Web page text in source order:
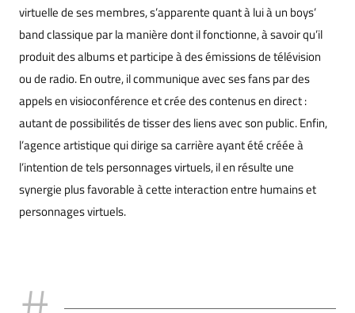
virtuelle de ses membres, s’apparente quant à lui à un boys’
band classique par la manière dont il fonctionne, à savoir qu’il
produit des albums et participe à des émissions de télévision
ou de radio. En outre, il communique avec ses fans par des
appels en visioconférence et crée des contenus en direct :
autant de possibilités de tisser des liens avec son public. Enfin,
l’agence artistique qui dirige sa carrière ayant été créée à
l’intention de tels personnages virtuels, il en résulte une
synergie plus favorable à cette interaction entre humains et
personnages virtuels.